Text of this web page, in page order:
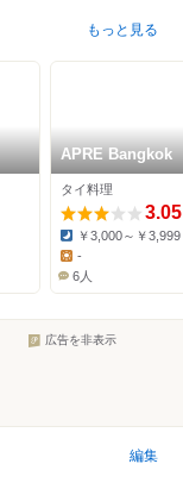
もっと見る
APRE Bangkok
タイ料理
3.05
Dinner:
￥3,000～￥3,999
-
6人
広告を非表示
編集